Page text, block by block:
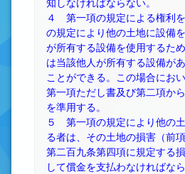
知しなければならない。
４ 第一項の規定による権利
の規定により他の土地に設備
が所有する設備を使用するた
は当該他人が所有する設備が
ことができる。この場合にお
第一項ただし書及び第二項か
を準用する。
５ 第一項の規定により他の
る者は、その土地の損害（前
第二百九条第四項に規定する
して償金を支払わなければな